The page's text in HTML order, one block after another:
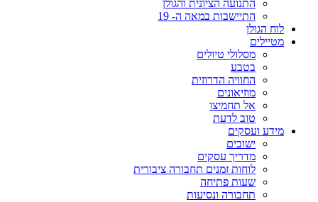
התנועה הציונית והגולן
התיישבות במאה ה- 19
לוח הגולן
מטיילים
מסלולי טיולים
בטבע
החוויה הדרוזית
מוזיאונים
אל תחמיצו
טוב לדעת
מידע ועסקים
ישובים
מדריך עסקים
לוחות זמנים תחבורה ציבורית
שעות פתיחה
תחבורה ונסיעות